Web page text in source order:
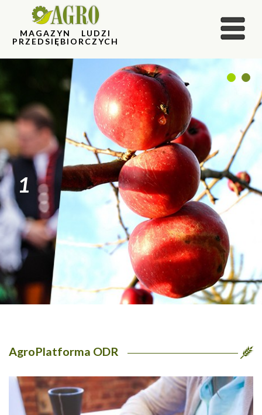
MAGAZYN LUDZI
PRZEDSIĘBIORCZYCH
1
2
1 2
AgroPlatforma ODR